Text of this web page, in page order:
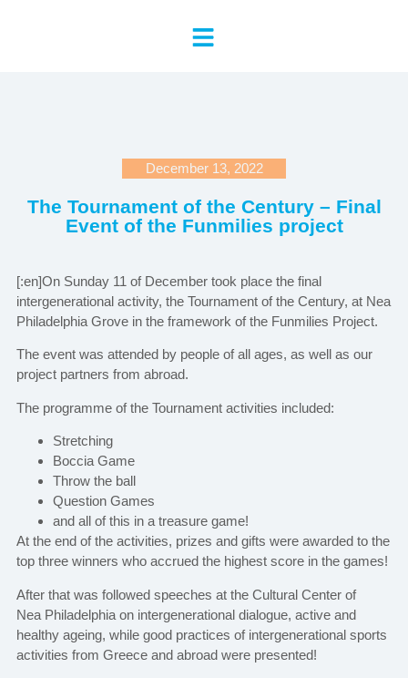
December 13, 2022
The Tournament of the Century – Final
Event of the Funmilies project
[:en]On Sunday 11 of December took place the final
intergenerational activity, the Tournament of the Century, at Nea
Philadelphia Grove in the framework of the Funmilies Project.
The event was attended by people of all ages, as well as our
project partners from abroad.
The programme of the Tournament activities included:
Stretching
Boccia Game
Throw the ball
Question Games
and all of this in a treasure game!
At the end of the activities, prizes and gifts were awarded to the
top three winners who accrued the highest score in the games!
After that was followed speeches at the Cultural Center of
Nea Philadelphia on intergenerational dialogue, active and
healthy ageing, while good practices of intergenerational sports
activities from Greece and abroad were presented!